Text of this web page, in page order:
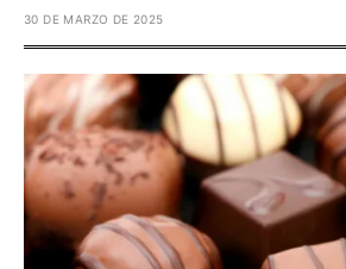
30 DE MARZO DE 2025